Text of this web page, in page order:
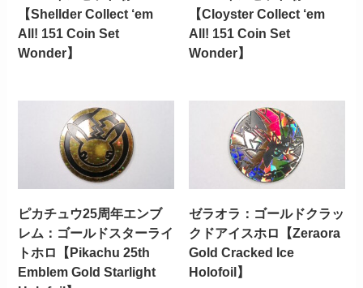
【Shellder Collect ‘em
All! 151 Coin Set
Wonder】
【Cloyster Collect ‘em
All! 151 Coin Set
Wonder】
ピカチュウ25周年エンブ
レム：ゴールドスターライ
トホロ【Pikachu 25th
Emblem Gold Starlight
ゼラオラ：ゴールドクラッ
クドアイスホロ【Zeraora
Gold Cracked Ice
Holofoil】